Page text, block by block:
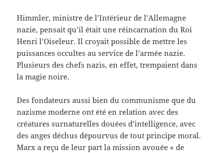
Himmler, ministre de l’Intérieur de l’Allemagne
nazie, pensait qu’il était une réincarnation du Roi
Henri l’Oiseleur. Il croyait possible de mettre les
puissances occultes au service de l’armée nazie.
Plusieurs des chefs nazis, en effet, trempaient dans
la magie noire.
Des fondateurs aussi bien du communisme que du
nazisme moderne ont été en relation avec des
créatures surnaturelles douées d’intelligence, avec
des anges déchus dépourvus de tout principe moral.
Marx a reçu de leur part la mission avouée « de